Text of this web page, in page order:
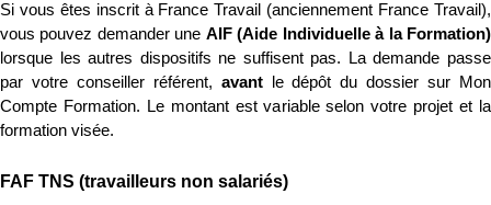
Si vous êtes inscrit à France Travail (anciennement France Travail),
vous pouvez demander une AIF (Aide Individuelle à la Formation)
lorsque les autres dispositifs ne suffisent pas. La demande passe
par votre conseiller référent, avant le dépôt du dossier sur Mon
Compte Formation. Le montant est variable selon votre projet et la
formation visée.
FAF TNS (travailleurs non salariés)